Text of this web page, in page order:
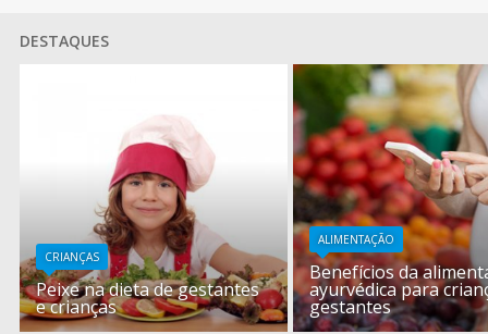
DESTAQUES
CRIANÇAS
Peixe na dieta de gestantes
e crianças
ALIMENTAÇÃO
Benefícios da
ayurvédica para
gestantes